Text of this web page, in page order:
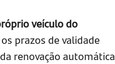
veículo do
prazos de validade
renovação automática